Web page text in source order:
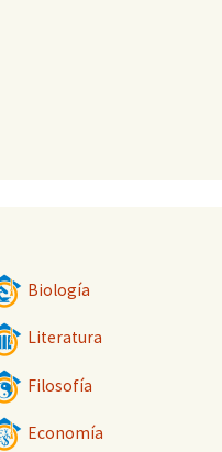
Biología
Literatura
Filosofía
Economía